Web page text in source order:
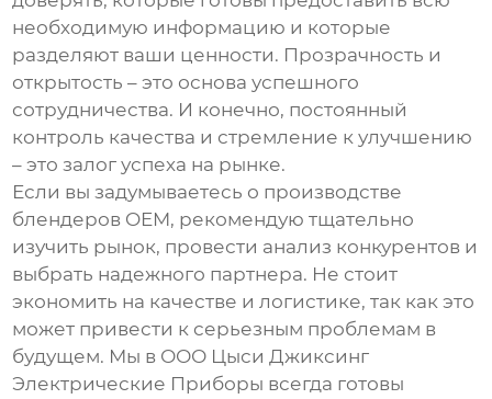
необходимую информацию и которые
разделяют ваши ценности. Прозрачность и
открытость – это основа успешного
сотрудничества. И конечно, постоянный
контроль качества и стремление к улучшению
– это залог успеха на рынке.
Если вы задумываетесь о производстве
блендеров OEM, рекомендую тщательно
изучить рынок, провести анализ конкурентов и
выбрать надежного партнера. Не стоит
экономить на качестве и логистике, так как это
может привести к серьезным проблемам в
будущем. Мы в ООО Цыси Джиксинг
Электрические Приборы всегда готовы